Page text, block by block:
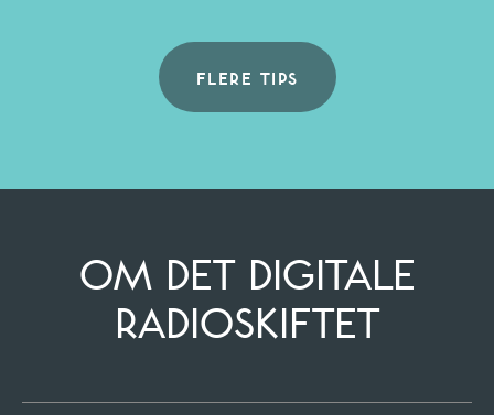
FLERE TIPS
OM DET DIGITALE
RADIOSKIFTET